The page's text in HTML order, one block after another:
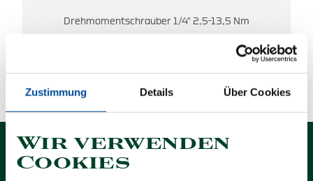
Zustimmung Details Über Cookies
Wir verwenden
Cookies
Drehmomentschrauber 1/4" 2,5-13,5 Nm
ES WURDEN KEINE ERGEBNISSE
1 von 1